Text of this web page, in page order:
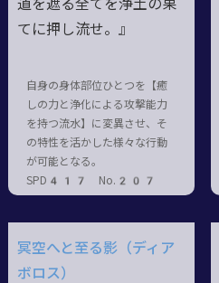
道を遮る全てを浄土の果
てに押し流せ。』
自身の身体部位ひとつを【癒
しの力と浄化による攻撃能力
を持つ流水】に変異させ、そ
の特性を活かした様々な行動
が可能となる。
SPD417 No.207
冥空へと至る影（ディア
ボロス）